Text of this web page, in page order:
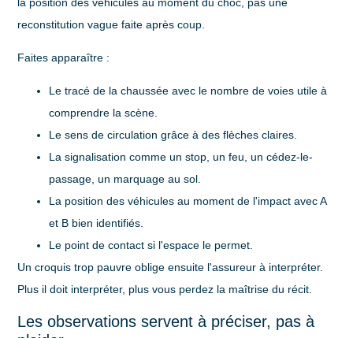
reconstitution vague faite après coup.
Faites apparaître :
Le tracé de la chaussée avec le nombre de voies utile à
comprendre la scène.
Le sens de circulation grâce à des flèches claires.
La signalisation comme un stop, un feu, un cédez-le-
passage, un marquage au sol.
La position des véhicules au moment de l'impact avec A
et B bien identifiés.
Le point de contact si l'espace le permet.
Un croquis trop pauvre oblige ensuite l'assureur à interpréter.
Plus il doit interpréter, plus vous perdez la maîtrise du récit.
Les observations servent à préciser, pas à